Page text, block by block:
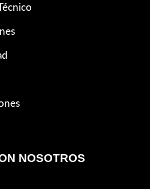
NOSOTROS